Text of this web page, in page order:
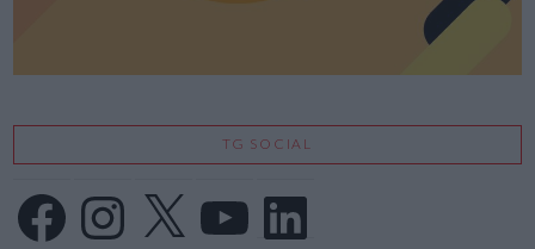
TG SOCIAL
FacebookInstagram
X LinkedIn